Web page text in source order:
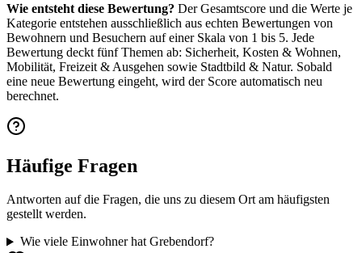
Wie entsteht diese Bewertung? Der Gesamtscore und die Werte je
Kategorie entstehen ausschließlich aus echten Bewertungen von
Bewohnern und Besuchern auf einer Skala von 1 bis 5. Jede
Bewertung deckt fünf Themen ab: Sicherheit, Kosten & Wohnen,
Mobilität, Freizeit & Ausgehen sowie Stadtbild & Natur. Sobald
eine neue Bewertung eingeht, wird der Score automatisch neu
berechnet.
Häufige Fragen
Antworten auf die Fragen, die uns zu diesem Ort am häufigsten
gestellt werden.
Wie viele Einwohner hat Grebendorf?